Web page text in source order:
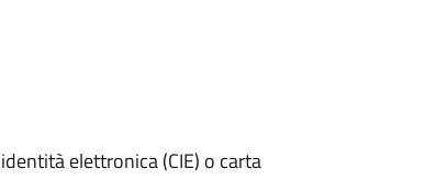
elettronica (CIE) o carta